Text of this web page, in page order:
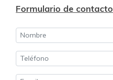
Formulario de contacto